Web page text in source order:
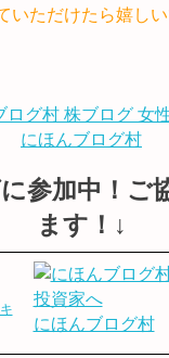
いただけたら嬉し
にほんブログ村
参加中！ご
ます！↓
にほんブログ村